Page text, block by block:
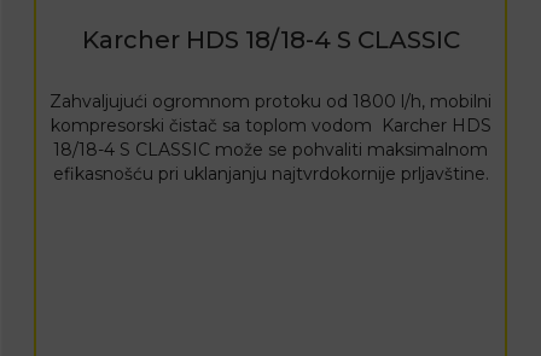
Karcher HDS 18/18-4 S CLASSIC
Zahvaljujući ogromnom protoku od 1800 l/h, mobilni
kompresorski čistač sa toplom vodom Karcher HDS
18/18-4 S CLASSIC može se pohvaliti maksimalnom
efikasnošću pri uklanjanju najtvrdokornije prljavštine.